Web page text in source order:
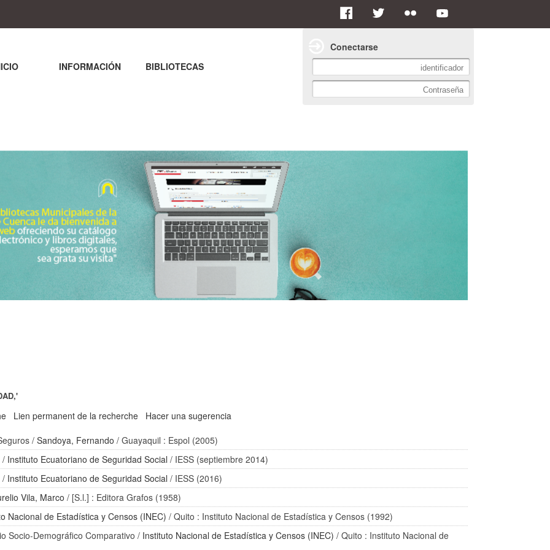
Lien permanent de la recherche
Hacer una sugerencia
/Sandoya, Fernando / Guayaquil : Espol (2005)
/ Instituto Ecuatoriano de Seguridad Social / IESS (septiembre 2014)
/ Instituto Ecuatoriano de Seguridad Social / IESS (2016)
Vila, Marco / [S.l.] : Editora Grafos (1958)
Nacional de Estadística y Censos (INEC) / Quito : Instituto Nacional de Estadística y Censos (1992)
Socio-Demográfico Comparativo / Instituto Nacional de Estadística y Censos (INEC) / Quito : Instituto Nacional de
INFORMACIÓN BIBLIOTECAS
Conectarse